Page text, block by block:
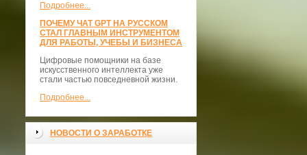
Подробнее...
ПОЧЕМУ ЧАТ GPT НА РУССКОМ
СТАЛ ГЛАВНЫМ ИНСТРУМЕНТОМ
ДЛЯ РАБОТЫ, УЧЕБЫ И БИЗНЕСА
Цифровые помощники на базе
искусственного интеллекта уже
стали частью повседневной жизни.
Подробнее...
НОВОСТИ О ЗАРАБОТКЕ